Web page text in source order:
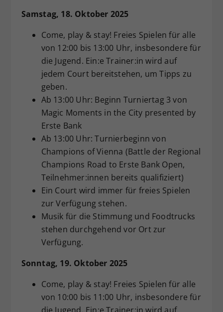
Samstag, 18. Oktober 2025
Come, play & stay! Freies Spielen für alle
von 12:00 bis 13:00 Uhr, insbesondere für
die Jugend. Ein:e Trainer:in wird auf
jedem Court bereitstehen, um Tipps zu
geben.
Ab 13:00 Uhr: Beginn Turniertag 3 von
Magic Moments in the City presented by
Erste Bank
Ab 13:00 Uhr: Turnierbeginn von
Champions of Vienna (Battle der Regional
Champions Road to Erste Bank Open,
Teilnehmer:innen bereits qualifiziert)
Ein Court wird immer für freies Spielen
zur Verfügung stehen.
Musik für die Stimmung und Foodtrucks
stehen durchgehend vor Ort zur
Verfügung.
Sonntag, 19. Oktober 2025
Come, play & stay! Freies Spielen für alle
von 10:00 bis 11:00 Uhr, insbesondere für